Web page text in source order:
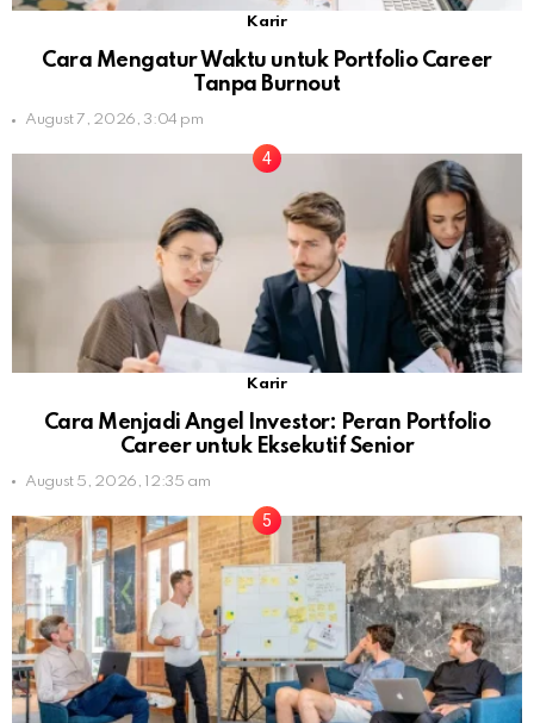
Karir
Cara Mengatur Waktu untuk Portfolio Career
Tanpa Burnout
August 7, 2026, 3:04 pm
Karir
Cara Menjadi Angel Investor: Peran Portfolio
Career untuk Eksekutif Senior
August 5, 2026, 12:35 am